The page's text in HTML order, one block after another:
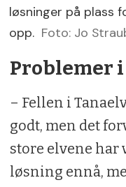
løsninger på plass
opp. Foto: Jo
Problemer
– Fellen i
godt, men det
store elvene har
løsning ennå,